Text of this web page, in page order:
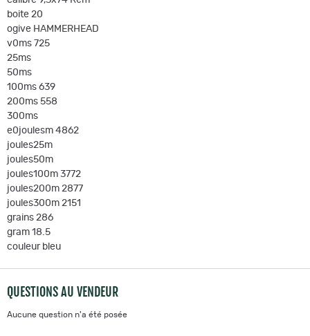
boite 20
ogive HAMMERHEAD
v0ms 725
25ms
50ms
100ms 639
200ms 558
300ms
e0joulesm 4862
joules25m
joules50m
joules100m 3772
joules200m 2877
joules300m 2151
grains 286
gram 18.5
couleur bleu
QUESTIONS AU VENDEUR
Aucune question n'a été posée